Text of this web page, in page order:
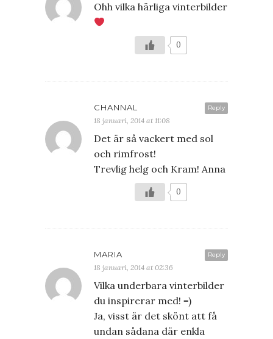
Ohh vilka härliga vinterbilder
0
Reply
CHANNAL
18 januari, 2014 at 11:08
Det är så vackert med sol
och rimfrost!
Trevlig helg och Kram! Anna
0
Reply
MARIA
18 januari, 2014 at 02:36
Vilka underbara vinterbilder
du inspirerar med! =)
Ja, visst är det skönt att få
undan sådana där enkla